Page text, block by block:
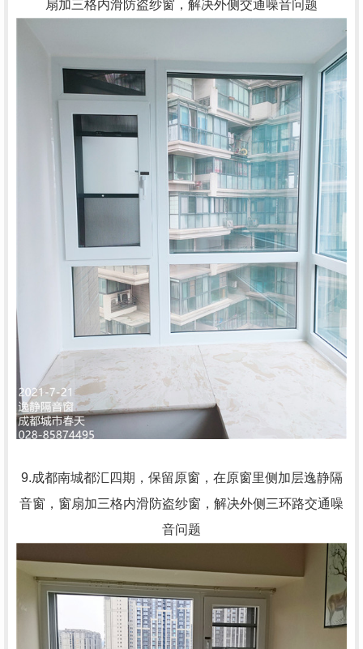
扇加三格内滑防盗纱窗，解决外侧交通噪音问题
9.成都南城都汇四期，保留原窗，在原窗里侧加层逸静隔
音窗，窗扇加三格内滑防盗纱窗，解决外侧三环路交通噪
音问题